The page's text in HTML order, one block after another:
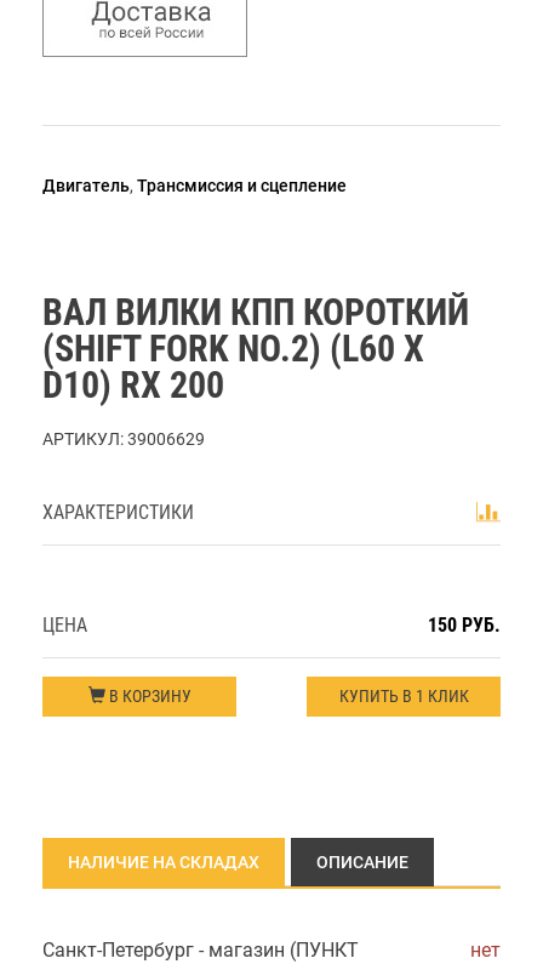
Двигатель, Трансмиссия и сцепление
ВАЛ ВИЛКИ КПП КОРОТКИЙ
(SHIFT FORK NO.2) (L60 X
D10) RX 200
АРТИКУЛ:39006629
ХАРАКТЕРИСТИКИ
ЦЕНА 150 РУБ.
В КОРЗИНУ КУПИТЬ В 1 КЛИК
НАЛИЧИЕ НА СКЛАДАХ ОПИСАНИЕ
Санкт-Петербург - магазин (ПУНКТ
нет